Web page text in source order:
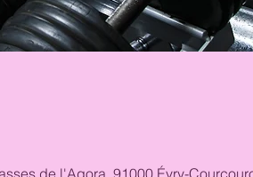
de l'Agora, 91000 Évry-